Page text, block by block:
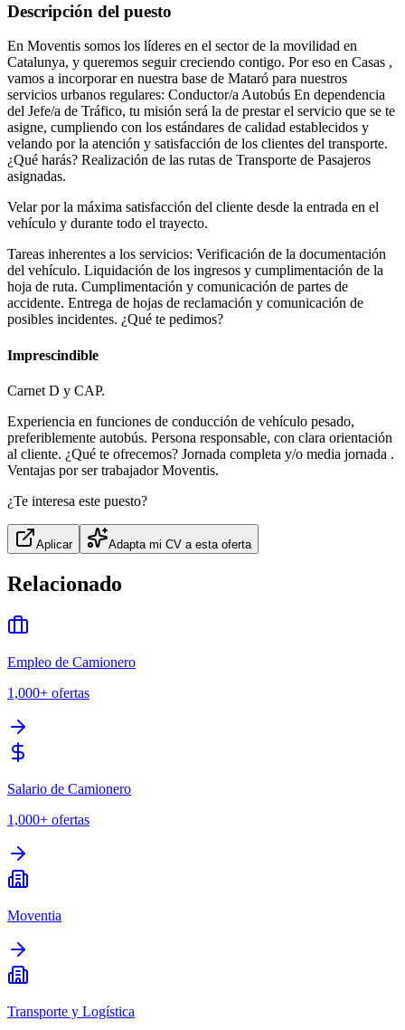
Descripción del puesto
En Moventis somos los líderes en el sector de la movilidad en
Catalunya, y queremos seguir creciendo contigo. Por eso en Casas ,
vamos a incorporar en nuestra base de Mataró para nuestros
servicios urbanos regulares: Conductor/a Autobús En dependencia
del Jefe/a de Tráfico, tu misión será la de prestar el servicio que se te
asigne, cumpliendo con los estándares de calidad establecidos y
velando por la atención y satisfacción de los clientes del transporte.
¿Qué harás? Realización de las rutas de Transporte de Pasajeros
asignadas.
Velar por la máxima satisfacción del cliente desde la entrada en el
vehículo y durante todo el trayecto.
Tareas inherentes a los servicios: Verificación de la documentación
del vehículo. Liquidación de los ingresos y cumplimentación de la
hoja de ruta. Cumplimentación y comunicación de partes de
accidente. Entrega de hojas de reclamación y comunicación de
posibles incidentes. ¿Qué te pedimos?
Imprescindible
Carnet D y CAP.
Experiencia en funciones de conducción de vehículo pesado,
preferiblemente autobús. Persona responsable, con clara orientación
al cliente. ¿Qué te ofrecemos? Jornada completa y/o media jornada .
Ventajas por ser trabajador Moventis.
¿Te interesa este puesto?
Aplicar Adapta mi CV a esta oferta
Relacionado
Empleo de Camionero
1,000+ ofertas
Salario de Camionero
1,000+ ofertas
Moventia
Transporte y Logística